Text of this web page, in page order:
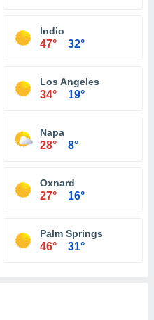
Indio
47° 32°
Los Angeles
34° 19°
Napa
28° 8°
Oxnard
27° 16°
Palm Springs
46° 31°